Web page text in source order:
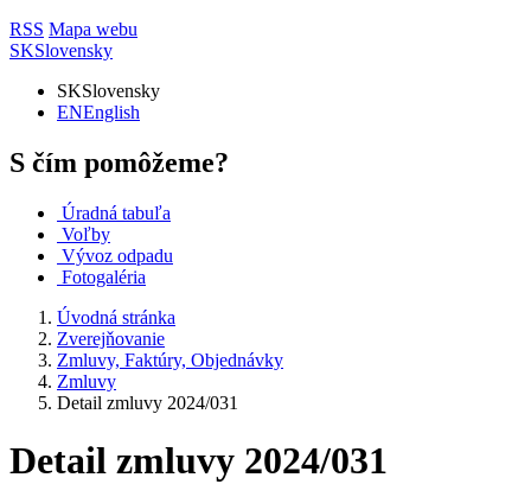
RSS Mapa webu
SKSlovensky
SKSlovensky
ENEnglish
S čím pomôžeme?
Úradná tabuľa
Voľby
Vývoz odpadu
Fotogaléria
Úvodná stránka
Zverejňovanie
Zmluvy, Faktúry, Objednávky
Zmluvy
Detail zmluvy 2024/031
Detail zmluvy 2024/031